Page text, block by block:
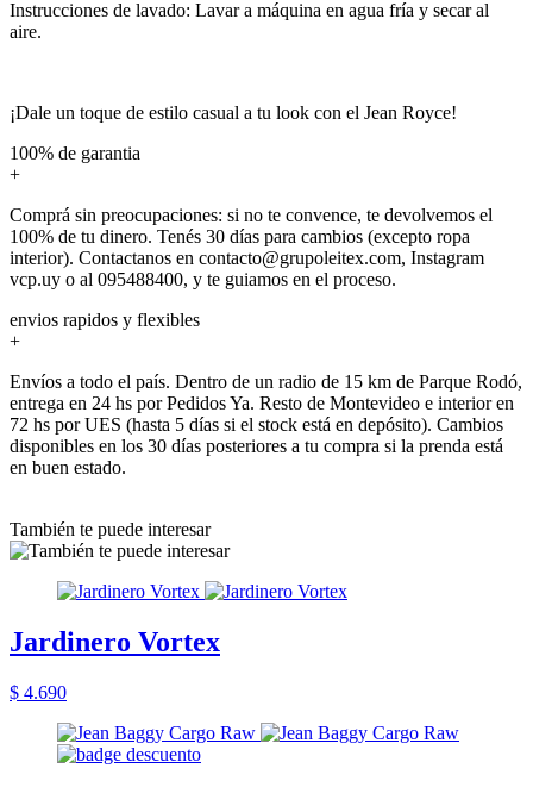
Instrucciones de lavado: Lavar a máquina en agua fría y secar al
aire.
¡Dale un toque de estilo casual a tu look con el Jean Royce!
100% de garantia
+
Comprá sin preocupaciones: si no te convence, te devolvemos el
100% de tu dinero. Tenés 30 días para cambios (excepto ropa
interior). Contactanos en contacto@grupoleitex.com, Instagram
vcp.uy o al 095488400, y te guiamos en el proceso.
envios rapidos y flexibles
+
Envíos a todo el país. Dentro de un radio de 15 km de Parque Rodó,
entrega en 24 hs por Pedidos Ya. Resto de Montevideo e interior en
72 hs por UES (hasta 5 días si el stock está en depósito). Cambios
disponibles en los 30 días posteriores a tu compra si la prenda está
en buen estado.
También te puede interesar
Jardinero Vortex
$ 4.690